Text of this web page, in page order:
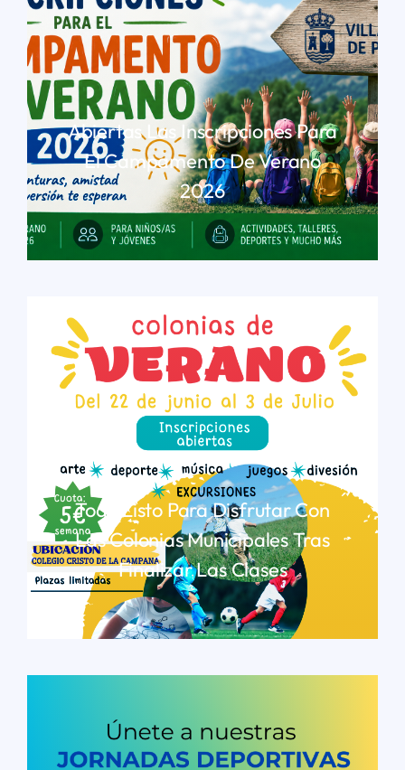
Abiertas Las Inscripciones Para
El Campamento De Verano
2026
LEER MÁS
Todo Listo Para Disfrutar Con
Las Colonias Municipales Tras
Finalizar Las Clases
LEER MÁS